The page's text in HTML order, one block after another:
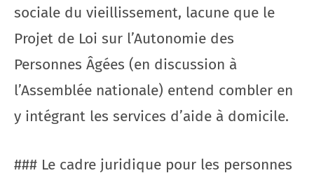
sociale du vieillissement, lacune que le
Projet de Loi sur l’Autonomie des
Personnes Âgées (en discussion à
l’Assemblée nationale) entend combler en
y intégrant les services d’aide à domicile.
### Le cadre juridique pour les personnes